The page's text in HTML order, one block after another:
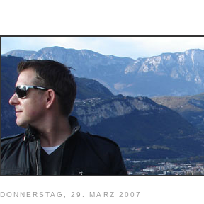
DONNERSTAG, 29. MÄRZ 2007